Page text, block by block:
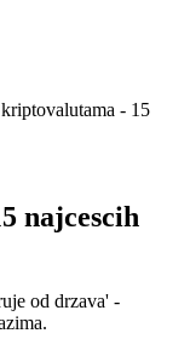
- 15
najcescih
od drzava' -